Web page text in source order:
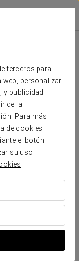
terceros para
web, personalizar
y publicidad
de la
Para más
de cookies.
el botón
su uso
a tu pareja y
Brut.